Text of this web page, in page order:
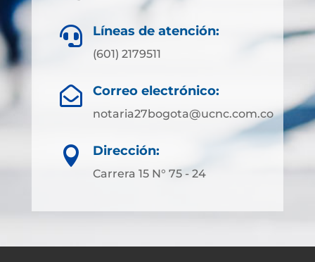
 Líneas de atención:
(601) 2179511
 Correo electrónico:
notaria27bogota@ucnc.com.co
 Dirección:
Carrera 15 N° 75 - 24